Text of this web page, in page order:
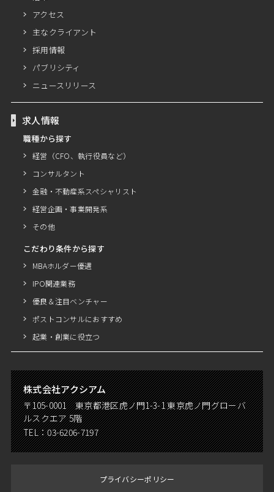
アクセス
主なクライアント
採用情報
パブリシティ
ニュースリリース
求人情報
職種から探す
経営（CFO、執行役員など）
コンサルタント
金融・不動産系スペシャリスト
経営企画・事業開発系
その他
こだわり条件から探す
MBAホルダー優遇
IPO関連業務
優良＆注目ベンチャー
ポストコンサルにおすすめ
起業・創業に役立つ
株式会社アクシアム
〒105-0001 東京都港区虎ノ門1-3-1 東京虎ノ門グローバ
ルスクエア 5階
TEL：03-6206-7197
プライバシーポリシー